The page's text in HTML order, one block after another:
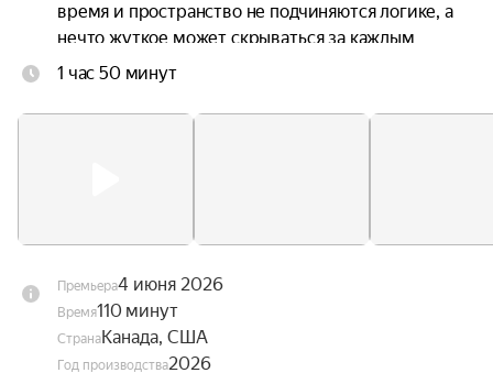
время и пространство не подчиняются логике, а
нечто жуткое может скрываться за каждым
углом.
1 час 50 минут
Премьера4 июня 2026
Время110 минут
СтранаКанада, США
Год производства2026